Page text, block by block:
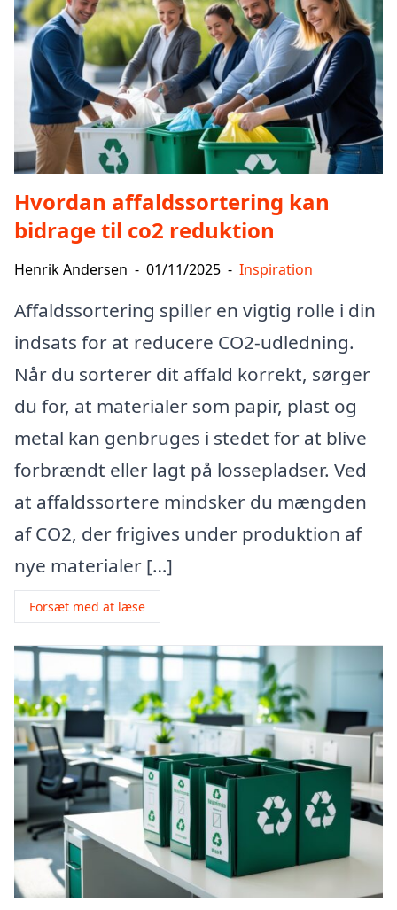
Hvordan affaldssortering kan
bidrage til co2 reduktion
Henrik Andersen - 01/11/2025 - Inspiration
Affaldssortering spiller en vigtig rolle i din
indsats for at reducere CO2-udledning.
Når du sorterer dit affald korrekt, sørger
du for, at materialer som papir, plast og
metal kan genbruges i stedet for at blive
forbrændt eller lagt på lossepladser. Ved
at affaldssortere mindsker du mængden
af CO2, der frigives under produktion af
nye materialer […]
Forsæt med at læse